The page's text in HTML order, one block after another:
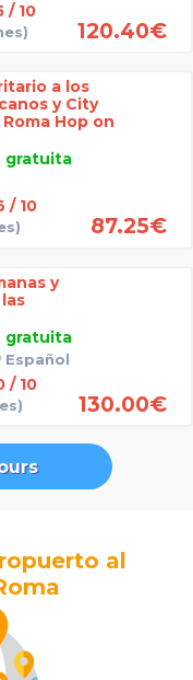
/ 10
120.40€
a los
y City
Hop on
gratuita
/ 10
87.25€
y
gratuita
Español
/ 10
130.00€
al